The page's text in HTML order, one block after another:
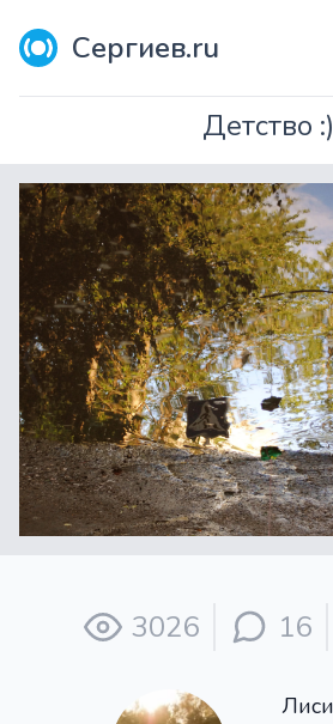
Сергиев.ru
Детство :)
3026 16